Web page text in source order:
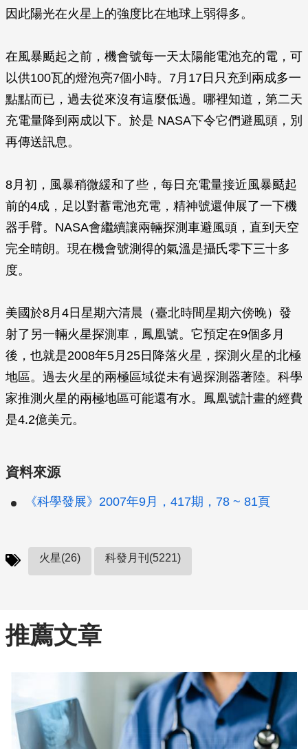
因此陽光在火星上的強度比在地球上弱得多。
在風暴颳起之前，機會號每一天太陽能電池充的電，可
以供100瓦的燈泡亮7個小時。7月17日只充到兩成多一
點點而已，過去從來沒有這麼低過。哪裡知道，第二天
充電量降到兩成以下。於是 NASA下令它們避風頭，別
再傳送訊息。
8月初，風暴稍微緩和了些，每日充電量接近風暴颳起
前的4成，足以對蓄電池充電，精神號還伸展了一下機
器手臂。NASA會繼續讓兩輛探測車避風頭，直到天空
完全晴朗。現在機會號測得的氣溫是攝氏零下三十多
度。
美國於8月4日星期六清晨（臺北時間星期六傍晚）發
射了另一輛火星探測車，鳳凰號。它預定在9個多月
後，也就是2008年5月25日降落火星，探測火星的北極
地區。過去火星的兩極區域從未有過探測器著陸。科學
家推測火星的兩極地區可能還有水。鳳凰號計畫的經費
是4.2億美元。
資料來源
《科學發展》2007年9月，417期，78 ~ 81頁
火星(26) 科發月刊(5221)
推薦文章